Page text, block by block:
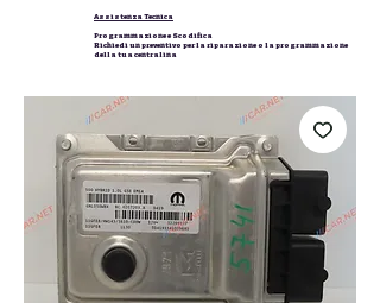
Assistenza Tecnica
Programmazione e Scodifica
Richiedi un preventivo per la riparazione o la programmazione
della tua centralina